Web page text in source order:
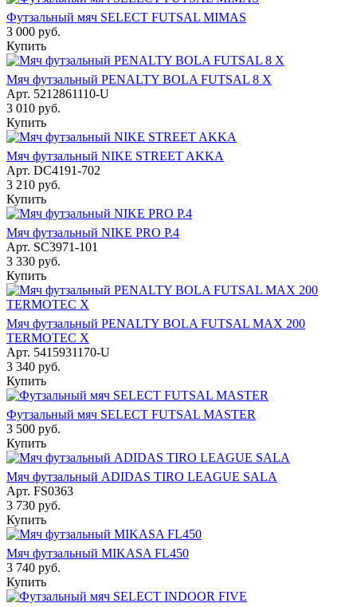
Футзальный мяч SELECT FUTSAL MIMAS
3 000 руб.
Купить
Мяч футзальный PENALTY BOLA FUTSAL 8 X
Арт. 5212861110-U
3 010 руб.
Купить
Мяч футзальный NIKE STREET AKKA
Арт. DC4191-702
3 210 руб.
Купить
Мяч футзальный NIKE PRO Р.4
Арт. SC3971-101
3 330 руб.
Купить
Мяч футзальный PENALTY BOLA FUTSAL MAX 200
TERMOTEC X
Арт. 5415931170-U
3 340 руб.
Купить
Футзальный мяч SELECT FUTSAL MASTER
3 500 руб.
Купить
Мяч футзальный ADIDAS TIRO LEAGUE SALA
Арт. FS0363
3 730 руб.
Купить
Мяч футзальный MIKASA FL450
3 740 руб.
Купить